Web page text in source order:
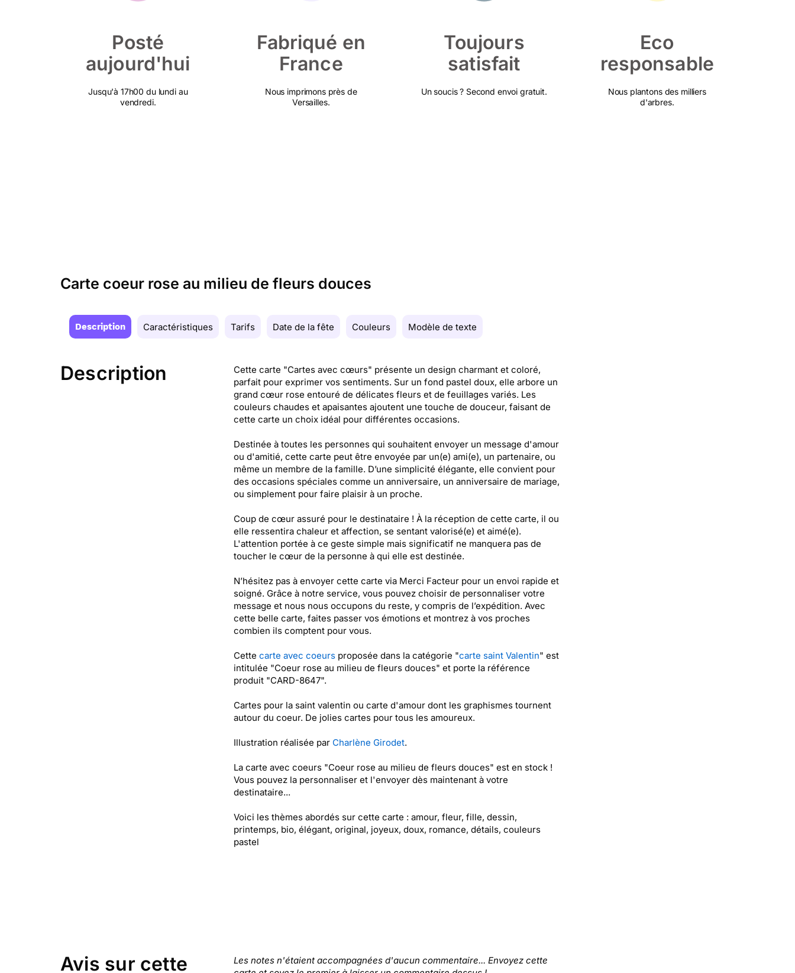
Posté
aujourd'hui
Jusqu'à 17h00 du lundi au
vendredi.
Fabriqué en
France
Nous imprimons près de
Versailles.
Toujours
satisfait
Un soucis ? Second envoi gratuit.
Eco
responsable
Nous plantons des milliers
d'arbres.
Carte coeur rose au milieu de fleurs douces
Description Caractéristiques Tarifs Date de la fête Couleurs Modèle de texte
Description
Cette carte "Cartes avec cœurs" présente un design charmant et coloré,
parfait pour exprimer vos sentiments. Sur un fond pastel doux, elle arbore un
grand cœur rose entouré de délicates fleurs et de feuillages variés. Les
couleurs chaudes et apaisantes ajoutent une touche de douceur, faisant de
cette carte un choix idéal pour différentes occasions.
Destinée à toutes les personnes qui souhaitent envoyer un message d'amour
ou d'amitié, cette carte peut être envoyée par un(e) ami(e), un partenaire, ou
même un membre de la famille. D’une simplicité élégante, elle convient pour
des occasions spéciales comme un anniversaire, un anniversaire de mariage,
ou simplement pour faire plaisir à un proche.
Coup de cœur assuré pour le destinataire ! À la réception de cette carte, il ou
elle ressentira chaleur et affection, se sentant valorisé(e) et aimé(e).
L'attention portée à ce geste simple mais significatif ne manquera pas de
toucher le cœur de la personne à qui elle est destinée.
N’hésitez pas à envoyer cette carte via Merci Facteur pour un envoi rapide et
soigné. Grâce à notre service, vous pouvez choisir de personnaliser votre
message et nous nous occupons du reste, y compris de l’expédition. Avec
cette belle carte, faites passer vos émotions et montrez à vos proches
combien ils comptent pour vous.
Cette carte avec coeursproposée dans la catégorie "carte saint Valentin" est
intitulée "Coeur rose au milieu de fleurs douces" et porte la référence
produit "CARD-8647".
Cartes pour la saint valentin ou carte d'amour dont les graphismes tournent
autour du coeur. De jolies cartes pour tous les amoureux.
Illustration réalisée par Charlène Girodet.
La carte avec coeurs "Coeur rose au milieu de fleurs douces" est en stock !
Vous pouvez la personnaliser et l'envoyer dès maintenant à votre
destinataire...
Voici les thèmes abordés sur cette carte : amour, fleur, fille, dessin,
printemps, bio, élégant, original, joyeux, doux, romance, détails, couleurs
pastel
Avis sur cette
Les notes n'étaient accompagnées d'aucun commentaire... Envoyez cette